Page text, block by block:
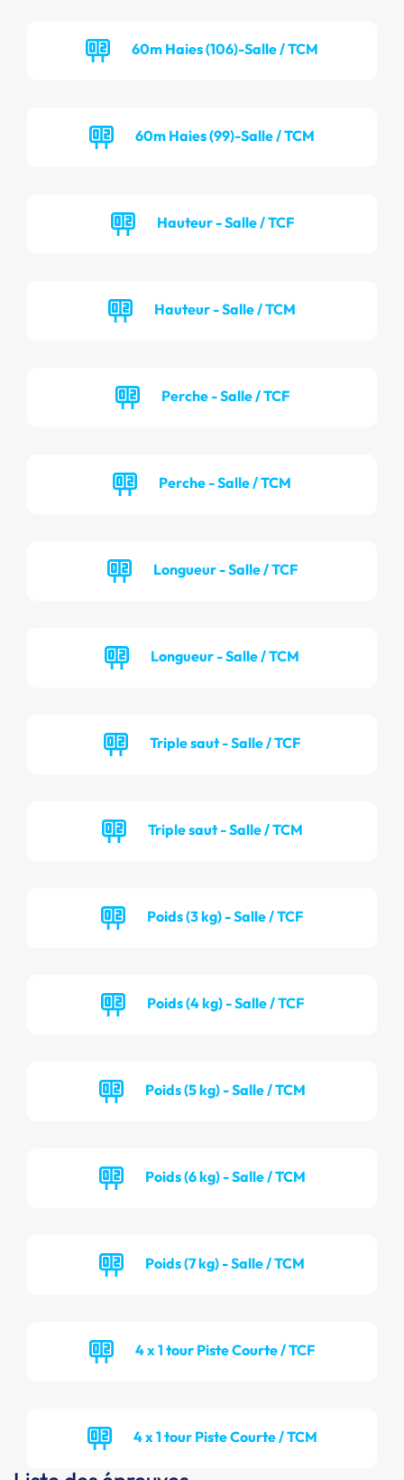
60m Haies (106)-Salle / TCM
60m Haies (99)-Salle / TCM
Hauteur - Salle / TCF
Hauteur - Salle / TCM
Perche - Salle / TCF
Perche - Salle / TCM
Longueur - Salle / TCF
Longueur - Salle / TCM
Triple saut - Salle / TCF
Triple saut - Salle / TCM
Poids (3 kg) - Salle / TCF
Poids (4 kg) - Salle / TCF
Poids (5 kg) - Salle / TCM
Poids (6 kg) - Salle / TCM
Poids (7 kg) - Salle / TCM
4 x 1 tour Piste Courte / TCF
4 x 1 tour Piste Courte / TCM